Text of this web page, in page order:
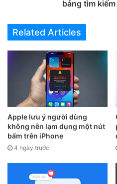
bảng tìm
Related Articles
Apple lưu ý người dùng
không nên lạm dụng một nút
bấm trên iPhone
4 ngày trước